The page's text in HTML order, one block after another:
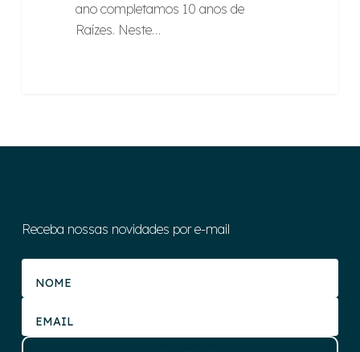
ano completamos 10 anos de
Raízes. Neste…
Receba nossas novidades por e-mail